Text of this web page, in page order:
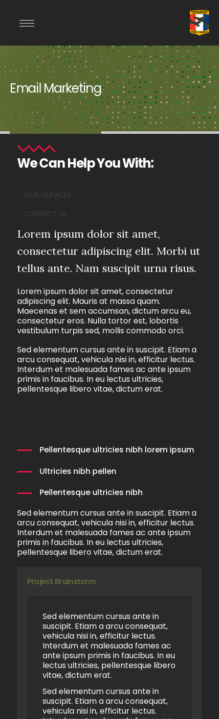
Email Marketing
We Can Help You With:
OUR SERVICES
CONTACT US
Lorem ipsum dolor sit amet,
consectetur adipiscing elit. Morbi ut
tellus ante. Nam suscipit urna risus.
Lorem ipsum dolor sit amet, consectetur
adipiscing elit. Mauris at massa quam.
Maecenas et sem accumsan, dictum arcu eu,
consectetur eros. Nulla tortor est, lobortis
vestibulum turpis sed, mollis commodo orci.
Sed elementum cursus ante in suscipit. Etiam a
arcu consequat, vehicula nisi in, efficitur lectus.
Interdum et malesuada fames ac ante ipsum
primis in faucibus. In eu lectus ultricies,
pellentesque libero vitae, dictum erat.
Pellentesque ultricies nibh lorem ipsum
Ultricies nibh pellen
Pellentesque ultricies nibh
Sed elementum cursus ante in suscipit. Etiam a
arcu consequat, vehicula nisi in, efficitur lectus.
Interdum et malesuada fames ac ante ipsum
primis in faucibus. In eu lectus ultricies,
pellentesque libero vitae, dictum erat.
Project Brainstorm
Sed elementum cursus ante in
suscipit. Etiam a arcu consequat,
vehicula nisi in, efficitur lectus.
Interdum et malesuada fames ac
ante ipsum primis in faucibus. In eu
lectus ultricies, pellentesque libero
vitae, dictum erat.
Sed elementum cursus ante in
suscipit. Etiam a arcu consequat,
vehicula nisi in, efficitur lectus.